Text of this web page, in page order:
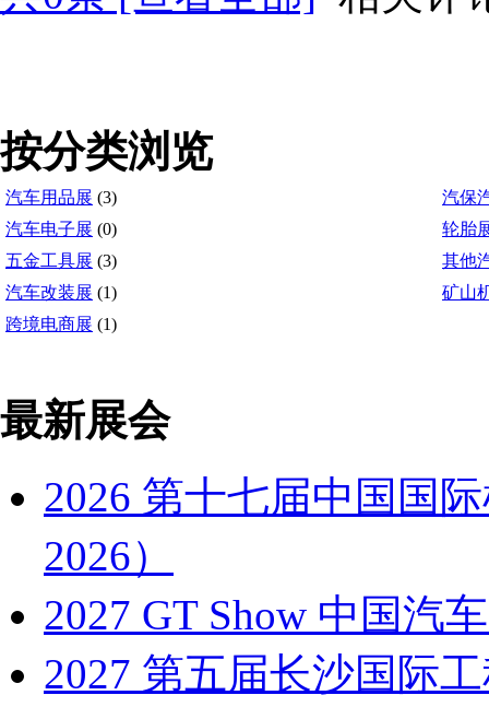
按分类浏览
汽车用品展 (3)
汽保
汽车电子展 (0)
轮胎
五金工具展 (3)
其他
汽车改装展 (1)
矿山
跨境电商展 (1)
最新展会
2026 第十七届中国国
2026）
2027 GT Show 中国汽
2027 第五届长沙国际